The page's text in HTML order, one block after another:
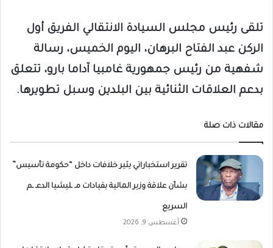
تلقى رئيس مجلس السيادة الانتقالي الفريق أول
الركن عبد الفتاح البرهان، اليوم الخميس، رسالة
شفهية من رئيس جمهورية غامبيا آداما بارو، تتعلق
بدعم العلاقات الثنائية بين البلدين وسبل تطويرها.
مقالات ذات صلة
تقرير استخباراتي يثير خلافات داخل “حكومة تأسيس”
بشأن علاقة وزير المالية بقيادات مـ ـليشيا الدعـ ـم
السريع
أغسطس 9, 2026